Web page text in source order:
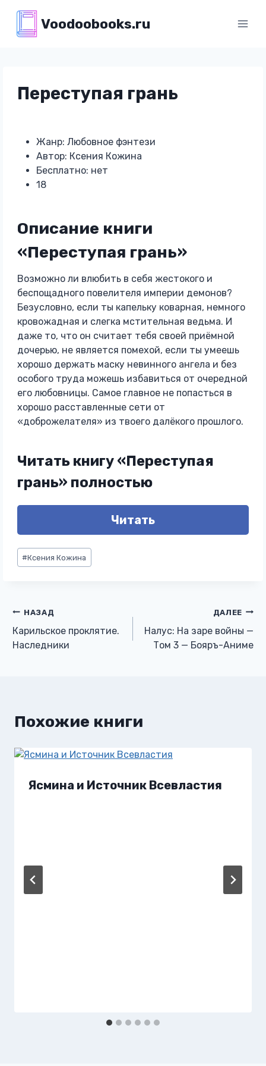
содержимому
Voodoobooks.ru
Переступая грань
Жанр: Любовное фэнтези
Автор: Ксения Кожина
Бесплатно: нет
18
Описание книги
«Переступая грань»
Возможно ли влюбить в себя жестокого и
беспощадного повелителя империи демонов?
Безусловно, если ты капельку коварная, немного
кровожадная и слегка мстительная ведьма. И
даже то, что он считает тебя своей приёмной
дочерью, не является помехой, если ты умеешь
хорошо держать маску невинного ангела и без
особого труда можешь избавиться от очередной
его любовницы. Самое главное не попасться в
хорошо расставленные сети от
«доброжелателя» из твоего далёкого прошлого.
Читать книгу «Переступая
грань» полностью
Читать
Метки
записи:
#Ксения Кожина
Навигация
по
НАЗАД
Карильское проклятие.
Наследники
ДАЛЕЕ
Налус: На заре войны —
Том 3 — Бояръ-Аниме
Похожие книги
Ясмина и Источник Всевластия